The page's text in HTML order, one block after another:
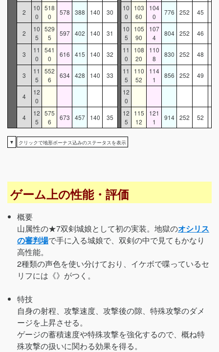
2
10
0
518
0
578 388 140 30
10
0
103
60
104
0
776 252 45
2
10
5
529
5
597 402 140 31
10
5
105
90
107
4
804 252 46
3
11
0
541
0
616 415 140 32
11
0
108
20
110
8
830 252 48
3
11
5
552
6
634 428 140 33
11
5
110
52
114
1
856 252 49
4
12
0
12
0
4
12
5
575
6
673 457 140 35
12
5
115
12
121
1
914 252 52
▼ クリックで地形ボーナス込みのステータスを表示
ゲーム上の性能・評価
概要
山属性の★7双剣城娘として初の実装。地獄のオシリス
の審判場で手に入る城娘で、双剣の中で見てもかなり
高性能。
2種類の声色を使い分けており、イケボで喋っているセ
リフには《》がつく。
特技
自身の射程、攻撃速度、攻撃後の隙、特殊攻撃のダメ
ージを上昇させる。
ゲージの蓄積速度や特殊攻撃を強化するので、概ね特
殊攻撃の扱いに関わる効果を得る。